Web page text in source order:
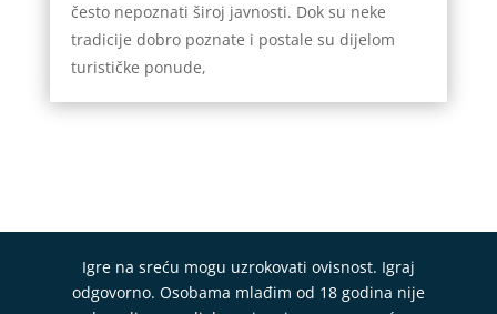
često nepoznati široj javnosti. Dok su neke
tradicije dobro poznate i postale su dijelom
turističke ponude,
Igre na sreću mogu uzrokovati ovisnost. Igraj
odgovorno. Osobama mlađim od 18 godina nije